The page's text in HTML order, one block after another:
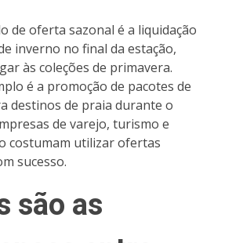
de oferta sazonal é a liquidação
inverno no final da estação,
às coleções de primavera.
é a promoção de pacotes de
destinos de praia durante o
de varejo, turismo e
costumam utilizar ofertas
sucesso.
são as